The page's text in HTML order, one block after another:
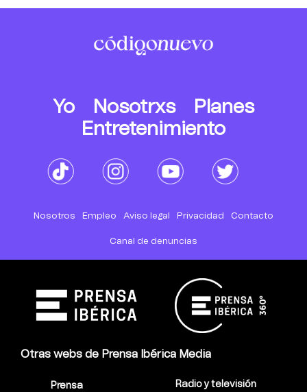
Yo Nosotrxs
Planes
Entretenimiento
Nosotros Empleo Aviso legal Privacidad Contacto
Canal de denuncias
Otras webs de Prensa Ibérica Media
Prensa Radio y televisión